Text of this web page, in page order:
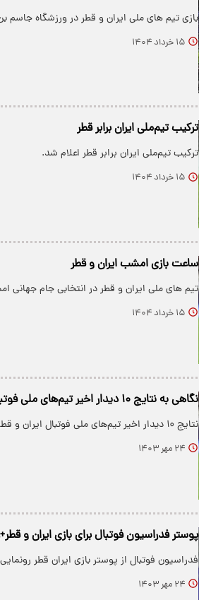
بازی تیم های ملی ایران و قطر در ورزشگاه جاسم
۱۵ خرداد ۱۴۰۴
ترکیب تیم‌ملی ایران برابر قطر
ترکیب تیم‌ملی ایران برابر قطر اعلام شد.
۱۵ خرداد ۱۴۰۴
ساعت بازی امشب ایران و قطر
تیم های ملی ایران و قطر در انتخابی جام
۱۵ خرداد ۱۴۰۴
نگاهی به نتایج ۱۰ دیدار اخیر تیم‌های ملی فوتبال ایران و قطر+ عکس
نتایج ۱۰ دیدار اخیر تیم‌های ملی فوتبال ایران و قطر را در ادامه ببینید.
۲۴ مهر ۱۴۰۳
پوستر فدراسیون فوتبال برای بازی ایران و
فدراسیون فوتبال از پوستر بازی ایران قطر
۲۴ مهر ۱۴۰۳